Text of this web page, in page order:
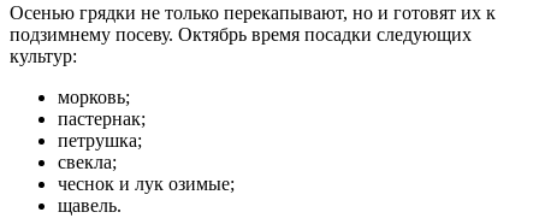
Осенью грядки не только перекапывают, но и готовят их к
подзимнему посеву. Октябрь время посадки следующих
культур:
морковь;
пастернак;
петрушка;
свекла;
чеснок и лук озимые;
щавель.